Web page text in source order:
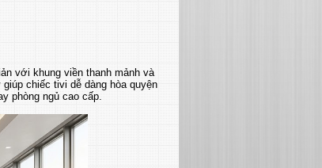
với khung viền thanh mảnh và
chiếc tivi dễ dàng hòa quyện
phòng ngủ cao cấp.